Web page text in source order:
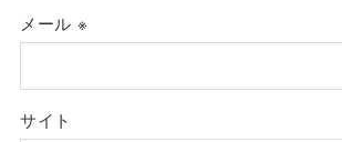
メール ※
サイト